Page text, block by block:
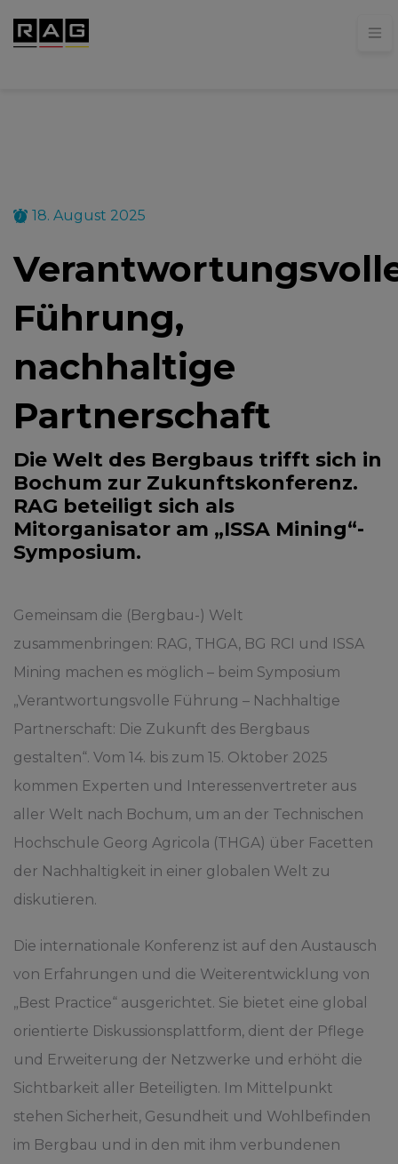
18. August 2025
Führung,
nachhaltige
Partnerschaft
Die Welt des Bergbaus trifft sich in
Bochum zur Zukunftskonferenz.
RAG beteiligt sich als
Mitorganisator am „ISSA Mining“-
Symposium.
Gemeinsam die (Bergbau-) Welt
zusammenbringen: RAG, THGA, BG RCI und ISSA
Mining machen es möglich – beim Symposium
„Verantwortungsvolle Führung – Nachhaltige
Partnerschaft: Die Zukunft des Bergbaus
gestalten“. Vom 14. bis zum 15. Oktober 2025
kommen Experten und Interessenvertreter aus
aller Welt nach Bochum, um an der Technischen
Hochschule Georg Agricola (THGA) über Facetten
der Nachhaltigkeit in einer globalen Welt zu
diskutieren.
Die internationale Konferenz ist auf den Austausch
von Erfahrungen und die Weiterentwicklung von
„Best Practice“ ausgerichtet. Sie bietet eine global
orientierte Diskussionsplattform, dient der Pflege
und Erweiterung der Netzwerke und erhöht die
Sichtbarkeit aller Beteiligten. Im Mittelpunkt
stehen Sicherheit, Gesundheit und Wohlbefinden
im Bergbau und in den mit ihm verbundenen